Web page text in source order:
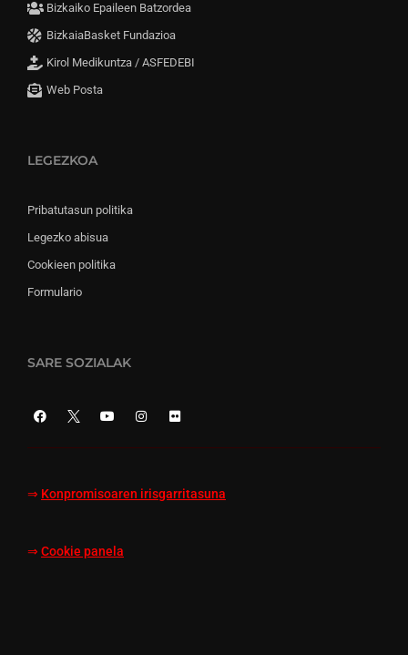
Bizkaiko Epaileen Batzordea
BizkaiaBasket Fundazioa
Kirol Medikuntza / ASFEDEBI
Web Posta
LEGEZKOA
Pribatutasun politika
Legezko abisua
Cookieen politika
Formulario
SARE SOZIALAK
⇒ Konpromisoaren irisgarritasuna
⇒ Cookie panela